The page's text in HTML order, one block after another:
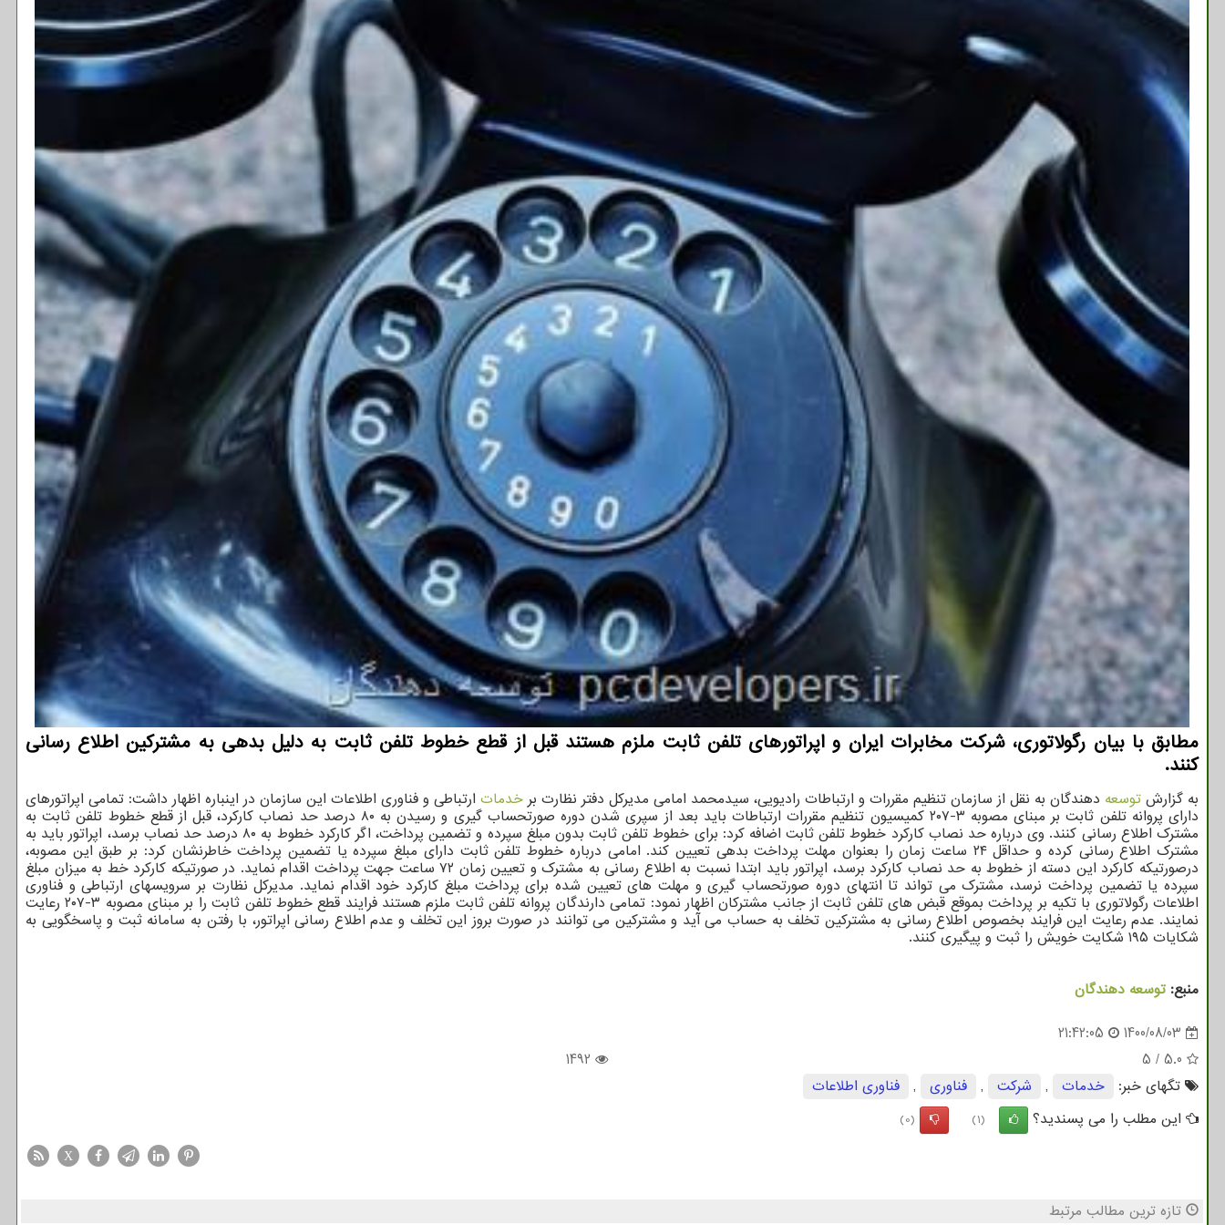
مطابق با بیان رگولاتوری، شرکت مخابرات ایران و اپراتورهای تلفن ثابت ملزم هستند قبل از قطع خطوط تلفن ثابت به دلیل بدهی به مشترکین اطلاع رسانی
کنند.
به گزارش توسعه دهندگان به نقل از سازمان تنظیم مقررات و ارتباطات رادیویی، سیدمحمد امامی مدیرکل دفتر نظارت بر خدمات ارتباطی و فناوری اطلاعات این سازمان در اینباره اظهار داشت: تمامی اپراتورهای
دارای پروانه تلفن ثابت بر مبنای مصوبه ۳-۲۰۷ کمیسیون تنظیم مقررات ارتباطات باید بعد از سپری شدن دوره صورتحساب گیری و رسیدن به ۸۰ درصد حد نصاب کارکرد، قبل از قطع خطوط تلفن ثابت به
مشترک اطلاع رسانی کنند. وی درباره حد نصاب کارکرد خطوط تلفن ثابت اضافه کرد: برای خطوط تلفن ثابت بدون مبلغ سپرده و تضمین پرداخت، اگر کارکرد خطوط به ۸۰ درصد حد نصاب برسد، اپراتور باید به
مشترک اطلاع رسانی کرده و حداقل ۲۴ ساعت زمان را بعنوان مهلت پرداخت بدهی تعیین کند. امامی درباره خطوط تلفن ثابت دارای مبلغ سپرده یا تضمین پرداخت خاطرنشان کرد: بر طبق این مصوبه،
درصورتیکه کارکرد این دسته از خطوط به حد نصاب کارکرد برسد، اپراتور باید ابتدا نسبت به اطلاع رسانی به مشترک و تعیین زمان ۷۲ ساعت جهت پرداخت اقدام نماید. در صورتیکه کارکرد خط به میزان مبلغ
سپرده یا تضمین پرداخت نرسد، مشترک می تواند تا انتهای دوره صورتحساب گیری و مهلت های تعیین شده برای پرداخت مبلغ کارکرد خود اقدام نماید. مدیرکل نظارت بر سرویسهای ارتباطی و فناوری
اطلاعات رگولاتوری با تکیه بر پرداخت بموقع قبض های تلفن ثابت از جانب مشترکان اظهار نمود: تمامی دارندگان پروانه تلفن ثابت ملزم هستند فرایند قطع خطوط تلفن ثابت را بر مبنای مصوبه ۳-۲۰۷ رعایت
نمایند. عدم رعایت این فرایند بخصوص اطلاع رسانی به مشترکین تخلف به حساب می آید و مشترکین می توانند در صورت بروز این تخلف و عدم اطلاع رسانی اپراتور، با رفتن به سامانه ثبت و پاسخگویی به
شکایات ۱۹۵ شکایت خویش را ثبت و پیگیری کنند.
منبع: توسعه دهندگان
1400/08/03
21:42:05
5.0
/
5
1492
تگهای خبر:
خدمات , شركت , فناوری ,
فناوری اطلاعات
این مطلب را می پسندید؟
(1)
(0)
X
تازه ترین مطالب مرتبط